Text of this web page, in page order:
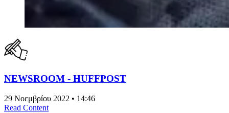
NEWSROOM - HUFFPOST
29 Νοεμβρίου 2022 • 14:46
Read Content